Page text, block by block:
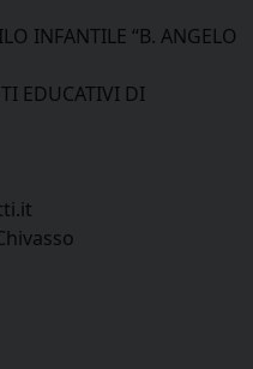
INFANTILE “B. ANGELO
EDUCATIVI DI